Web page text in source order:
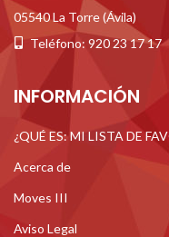
05540 La Torre (Ávila)
Teléfono: 920 23 17 17
INFORMACIÓN
¿QUÉ ES: MI LISTA DE
Acerca de
Moves III
Aviso Legal